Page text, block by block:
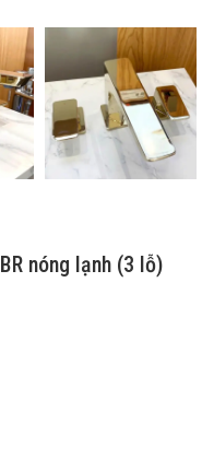
nóng lạnh (3 lỗ)